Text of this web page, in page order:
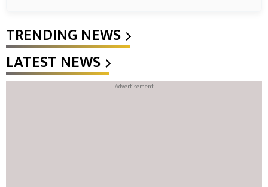
TRENDING NEWS
LATEST NEWS